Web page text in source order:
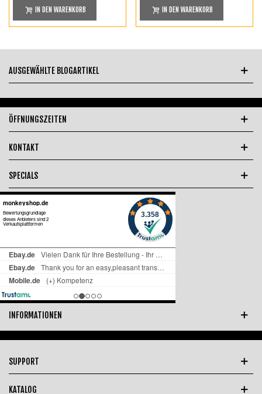
IN DEN WARENKORB IN DEN WARENKORB
AUSGEWÄHLTE BLOGARTIKEL
ÖFFNUNGSZEITEN
KONTAKT
SPECIALS
INFORMATIONEN
SUPPORT
KATALOG